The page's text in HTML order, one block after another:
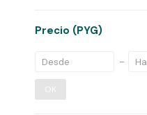
Precio (PYG)
OK